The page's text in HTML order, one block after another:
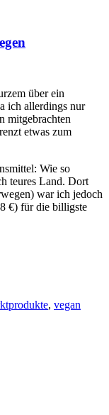
über ein
ich allerdings nur
mitgebrachten
etwas zum
Wie so
teures Land. Dort
war ich jedoch
€) für die billigste
, vegan